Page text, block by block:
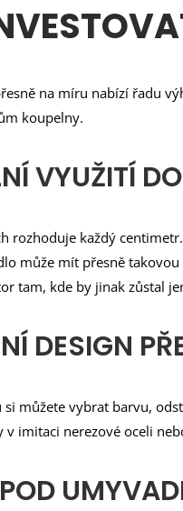
na míru nabízí řadu
koupelny.
VYUŽITÍ
rozhoduje každý
může mít přesně
tam, kde by jinak zůstal
DESIGN
si můžete vybrat barvu,
imitaci nerezové oceli